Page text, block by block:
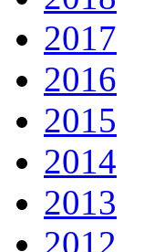
2017
2016
2015
2014
2013
2012